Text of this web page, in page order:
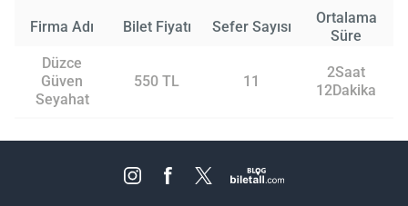
Firma Adı Bilet Fiyatı Sefer Sayısı
Ortalama
Süre
Düzce
Güven
Seyahat
550 TL 11
2Saat
12Dakika